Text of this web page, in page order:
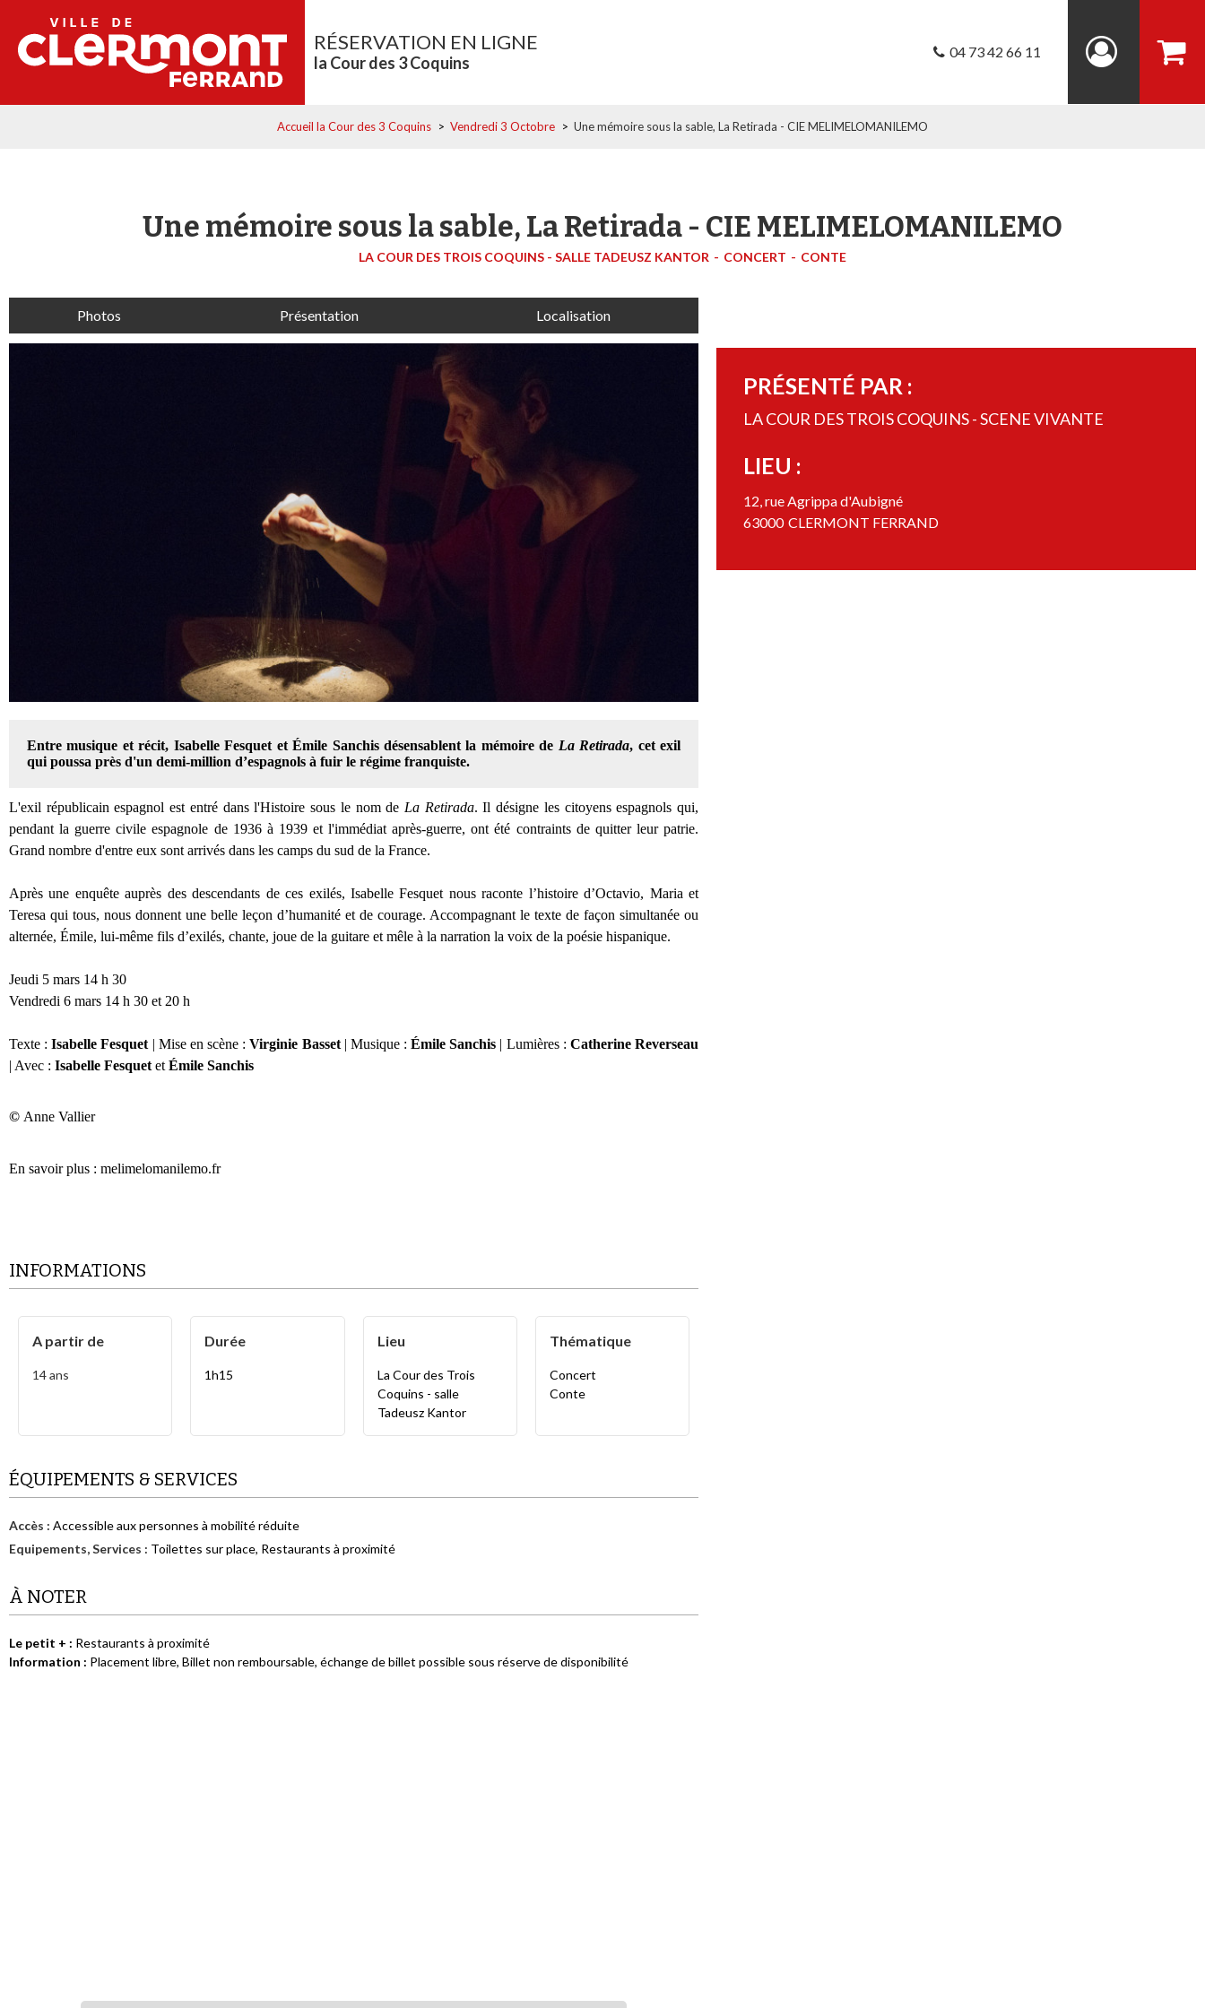
RÉSERVATION EN LIGNE
la Cour des 3 Coquins
04 73 42 66 11
Accueil la Cour des 3 Coquins > Vendredi 3 Octobre > Une mémoire sous la sable, La Retirada - CIE MELIMELOMANILEMO
Une mémoire sous la sable, La Retirada - CIE MELIMELOMANILEMO
LA COUR DES TROIS COQUINS - SALLE TADEUSZ KANTOR CONCERT CONTE
Photos Présentation Localisation
Entre musique et récit, Isabelle Fesquet et Émile Sanchisdésensablent la mémoire de La Retirada, cet exil
qui poussa près d'un demi-million d’espagnols à fuir le régime franquiste.
L'exil républicain espagnol est entré dans l'Histoire sous le nom de La Retirada. Il désigne les citoyens espagnols qui,
pendant la guerre civile espagnole de 1936 à 1939 et l'immédiat après-guerre, ont été contraints de quitter leur patrie.
Grand nombre d'entre eux sont arrivés dans les camps du sud de la France.
Après une enquête auprès des descendants de ces exilés, Isabelle Fesquet nous raconte l’histoire d’Octavio, Maria et
Teresa qui tous, nous donnent une belle leçon d’humanité et de courage. Accompagnant le texte de façon simultanée ou
alternée, Émile, lui-même fils d’exilés, chante, joue de la guitare et mêle à la narration la voix de la poésie hispanique.
Jeudi 5 mars 14 h 30
Vendredi 6 mars 14 h 30 et 20 h
Texte :Isabelle Fesquet | Mise en scène : Virginie Basset | Musique :ÉmileSanchis | Lumières : Catherine Reverseau
| Avec : Isabelle Fesquet et Émile Sanchis
© Anne Vallier
En savoir plus : melimelomanilemo.fr
INFORMATIONS
A partir de
14ans
Durée
1h15
Lieu
La Cour des Trois
Coquins - salle
Tadeusz Kantor
Thématique
Concert
Conte
ÉQUIPEMENTS & SERVICES
Accès : Accessible aux personnes à mobilité réduite
Equipements, Services : Toilettes sur place Restaurants à proximité
À NOTER
Le petit + : Restaurants à proximité
Information : Placement libre Billet non remboursable, échange de billet possible sous réserve de disponibilité
PRÉSENTÉ PAR :
LA COUR DES TROIS COQUINS - SCENE VIVANTE
LIEU :
12, rue Agrippa d'Aubigné
63000 CLERMONT FERRAND